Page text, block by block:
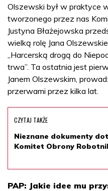
Olszewski był w praktyce
tworzonego przez nas
Justyna Błażejowska
wielką rolę Jana
„Harcerską drogą do
trwa”. Ta ostatnia jest
Janem Olszewskim,
przerwami przez kilka lat.
CZYTAJ TAKŻE
Nieznane dokumenty
Komitet Obrony
PAP: Jakie idee mu